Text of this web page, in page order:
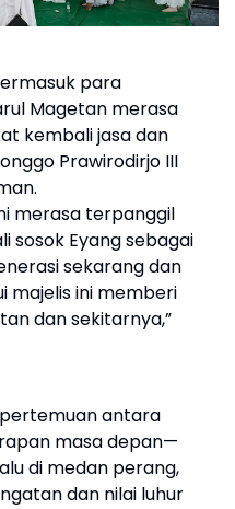
para
Magetan merasa
kembali jasa dan
Prawirodirjo III
merasa terpanggil
sosok Eyang sebagai
sekarang dan
majelis ini memberi
dan sekitarnya,”
pertemuan antara
masa depan—
di medan perang,
dan nilai luhur